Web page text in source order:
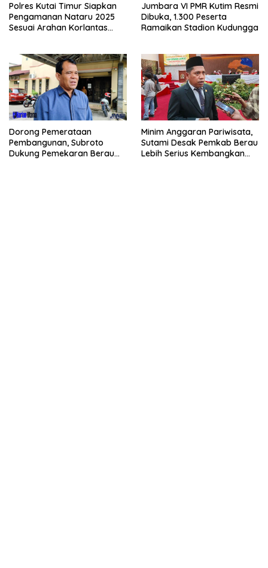
Polres Kutai Timur Siapkan
Pengamanan Nataru 2025
Sesuai Arahan Korlantas
Jumbara VI PMR Kutim Resmi
Dibuka, 1.300 Peserta
Ramaikan Stadion Kudungga
Dorong Pemerataan
Pembangunan, Subroto
Dukung Pemekaran Berau
Minim Anggaran Pariwisata,
Sutami Desak Pemkab Berau
Lebih Serius Kembangkan